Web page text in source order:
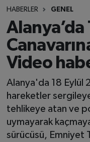
HABERLER GENEL
Alanya’da
Video
Alanya'da 18 Eylül
hareketler
tehlikeye atan ve
uymayarak
sürücüsü, Emniyet